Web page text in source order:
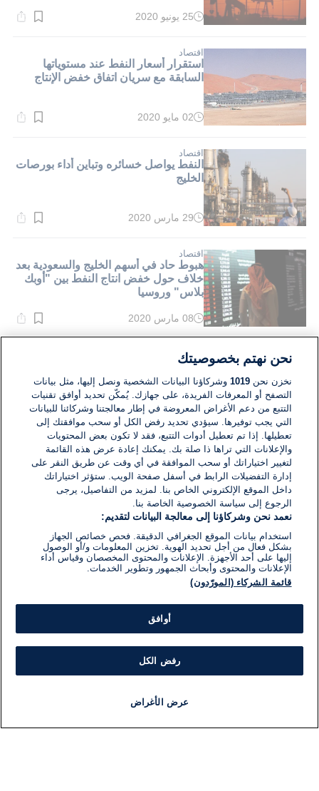
وقت
دقيقة.
25 يونيو 2020
اقتصاد
استقرار أسعار النفط عند مستوياتها
السابقة مع سريان اتفاق خفض الإنتاج
وقت
دقيقة.
02 مايو 2020
اقتصاد
النفط يواصل خسائره وتباين أداء بورصات
الخليج
وقت
دقيقة.
29 مارس 2020
اقتصاد
هبوط حاد في أسهم الخليج والسعودية بعد
خلاف حول خفض انتاج النفط بين "أوبك
بلاس" وروسيا
وقت
دقيقة.
08 مارس 2020
اقتصاد
وسط أزمة فيروس كورونا
وقت
القراءة:
1}
دقيقة.
06 مارس 2020
نحن نهتم بخصوصيتك
نخزن نحن1019 وشركاؤنا البيانات الشخصية ونصل إليها، مثل بيانات
التصفح أو المعرفات الفريدة، على جهازك. يُمكّن تحديد أوافق تقنيات
التتبع من دعم الأغراض المعروضة في إطار معالجتنا وشركائنا للبيانات
التي يجب توفيرها. سيؤدي تحديد رفض الكل أو سحب موافقتك إلى
تعطيلها. إذا تم تعطيل أدوات التتبع، فقد لا تكون بعض المحتويات
والإعلانات التي تراها ذا صلة بك. يمكنك إعادة عرض هذه القائمة
لتغيير اختياراتك أو سحب الموافقة في أي وقت عن طريق النقر على
إدارة التفضيلات الرابط في أسفل صفحة الويب. ستؤثر اختياراتك
داخل الموقع الإلكتروني الخاص بنا. لمزيد من التفاصيل، يرجى
الرجوع إلى سياسة الخصوصية الخاصة بنا.
نعمد نحن وشركاؤنا إلى معالجة البيانات لتقديم:
استخدام بيانات الموقع الجغرافي الدقيقة. فحص خصائص الجهاز
بشكل فعال من أجل تحديد الهوية. تخزين المعلومات و/أو الوصول
إليها على أحد الأجهزة. الإعلانات والمحتوى المخصصان وقياس أداء
الإعلانات والمحتوى وأبحاث الجمهور وتطوير الخدمات.
قائمة الشركاء (المورّدون)
أوافق
رفض الكل
عرض الأغراض